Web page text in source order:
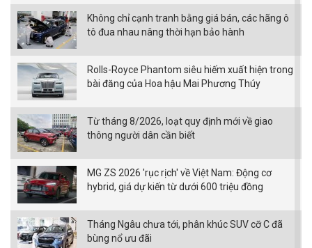
Không chỉ cạnh tranh bằng giá bán, các hãng ô
tô đua nhau nâng thời hạn bảo hành
Rolls-Royce Phantom siêu hiếm xuất hiện trong
bài đăng của Hoa hậu Mai Phương Thúy
Từ tháng 8/2026, loạt quy định mới về giao
thông người dân cần biết
MG ZS 2026 'rục rịch' về Việt Nam: Động cơ
hybrid, giá dự kiến từ dưới 600 triệu đồng
Tháng Ngâu chưa tới, phân khúc SUV cỡ C đã
bùng nổ ưu đãi